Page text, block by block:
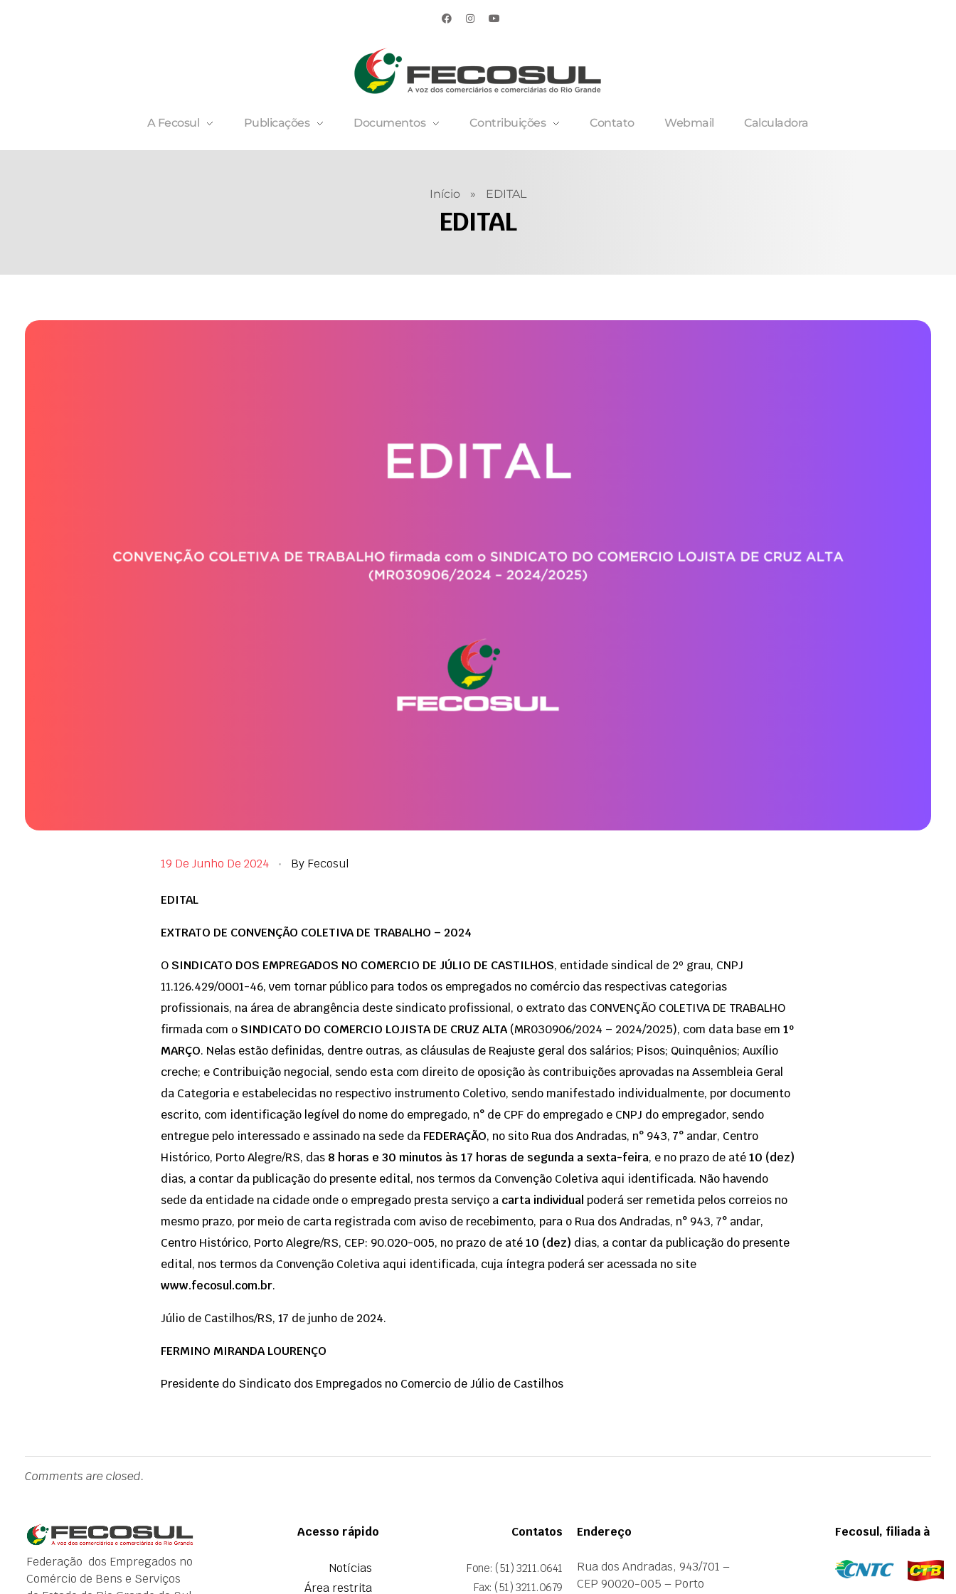
A Fecosul Publicações Documentos Contribuições Contato Webmail Calculadora
Início » EDITAL
EDITAL
19 De Junho De 2024 By Fecosul
EDITAL
EXTRATO DE CONVENÇÃO COLETIVA DE TRABALHO – 2024
O SINDICATO DOS EMPREGADOS NO COMERCIO DE JÚLIO DE CASTILHOS, entidade sindical de 2º grau, CNPJ
11.126.429/0001-46, vem tornar público para todos os empregados no comércio das respectivas categorias
profissionais, na área de abrangência deste sindicato profissional, o extrato das CONVENÇÃO COLETIVA DE TRABALHO
firmada com o SINDICATO DO COMERCIO LOJISTA DE CRUZ ALTA (MR030906/2024 – 2024/2025), com data base em1º
MARÇO. Nelas estão definidas, dentre outras, as cláusulas de Reajuste geral dos salários; Pisos; Quinquênios; Auxílio
creche; e Contribuição negocial, sendo esta com direito de oposição às contribuições aprovadas na Assembleia Geral
da Categoria e estabelecidas no respectivo instrumento Coletivo, sendo manifestado individualmente, por documento
escrito, com identificação legível do nome do empregado, n° de CPF do empregado e CNPJ do empregador, sendo
entregue pelo interessado e assinado na sede da FEDERAÇÃO, no sito Rua dos Andradas, n° 943, 7° andar, Centro
Histórico, Porto Alegre/RS, das 8 horas e 30 minutos às 17 horas de segunda a sexta-feira, e no prazo de até10 (dez)
dias, a contar da publicação do presente edital, nos termos da Convenção Coletiva aqui identificada. Não havendo
sede da entidade na cidade onde o empregado presta serviço a carta individual poderá ser remetida pelos correios no
mesmo prazo, por meio de carta registrada com aviso de recebimento, para o Rua dos Andradas, n° 943, 7° andar,
Centro Histórico, Porto Alegre/RS, CEP: 90.020-005, no prazo de até10 (dez) dias, a contar da publicação do presente
edital, nos termos da Convenção Coletiva aqui identificada, cuja íntegra poderá ser acessada no site
www.fecosul.com.br.
Júlio de Castilhos/RS, 17 de junho de 2024.
FERMINO MIRANDA LOURENÇO
Presidente do Sindicato dos Empregados no Comercio de Júlio de Castilhos
Comments are closed.
Federação dos Empregados no
Comércio de Bens e Serviços
Acesso rápido
Notícias
Área restrita
Contatos
Fone: (51) 3211.0641
Fax: (51) 3211.0679
Endereço
Rua dos Andradas, 943/701 –
CEP 90020-005 – Porto
Fecosul, filiada à